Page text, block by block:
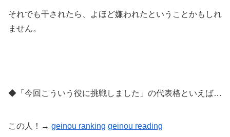
それでも干されたら、よほど嫌われたということかもしれ
ません。
◆「今回こういう役に挑戦しました」の代表格といえば…
この人！→ geinou ranking geinou reading